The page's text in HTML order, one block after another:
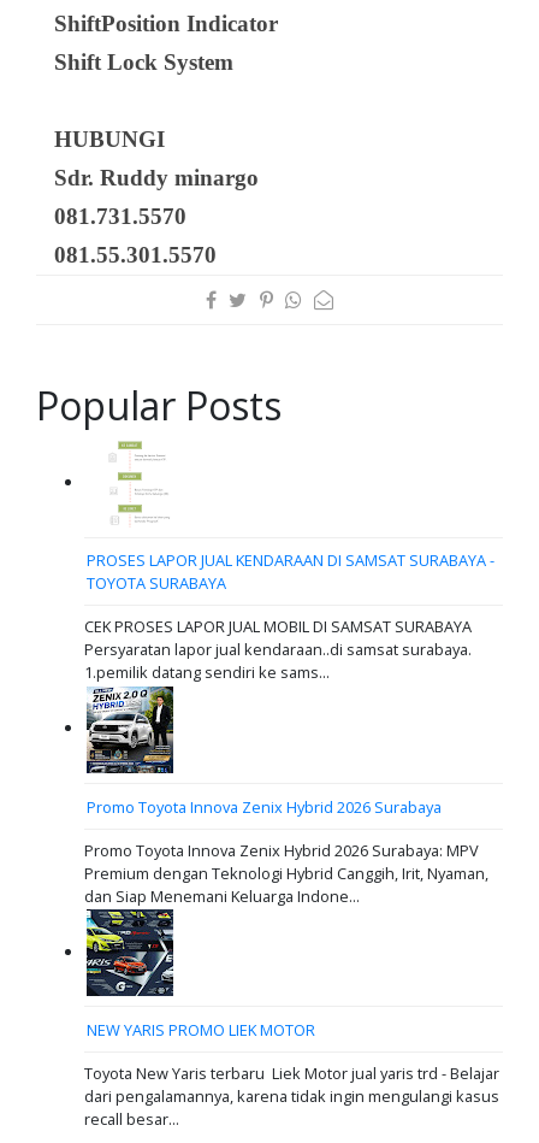
ShiftPosition Indicator
Shift Lock System
HUBUNGI
Sdr. Ruddy minargo
081.731.5570
081.55.301.5570
Popular Posts
PROSES LAPOR JUAL KENDARAAN DI SAMSAT SURABAYA -
TOYOTA SURABAYA
CEK PROSES LAPOR JUAL MOBIL DI SAMSAT SURABAYA
Persyaratan lapor jual kendaraan..di samsat surabaya.
1.pemilik datang sendiri ke sams...
Promo Toyota Innova Zenix Hybrid 2026 Surabaya
Promo Toyota Innova Zenix Hybrid 2026 Surabaya: MPV
Premium dengan Teknologi Hybrid Canggih, Irit, Nyaman,
dan Siap Menemani Keluarga Indone...
NEW YARIS PROMO LIEK MOTOR
Toyota New Yaris terbaru Liek Motor jual yaris trd - Belajar
dari pengalamannya, karena tidak ingin mengulangi kasus
recall besar...